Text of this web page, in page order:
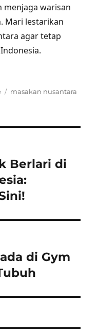
warisan
Mari lestarikan
agar tetap
Tags
masakan nusantara
Berlari di
di Gym